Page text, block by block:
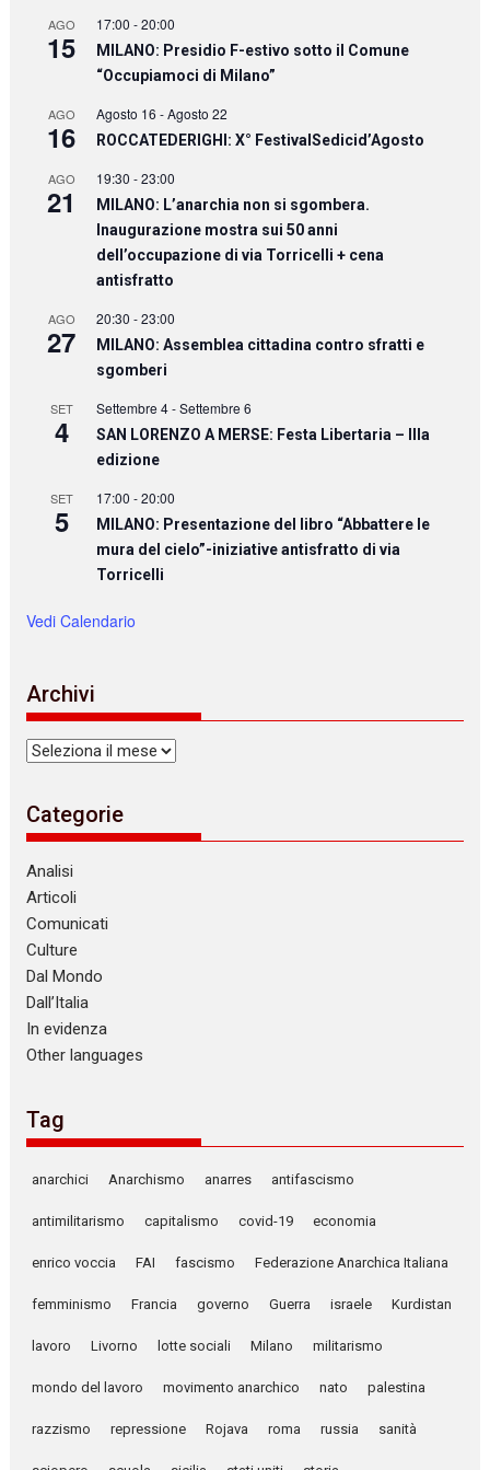
AGO
15
17:00 -20:00
MILANO: Presidio F-estivo sotto il Comune
“Occupiamoci di Milano”
AGO
16
Agosto 16 -Agosto 22
ROCCATEDERIGHI: X° FestivalSedicid’Agosto
AGO
21
19:30 -23:00
MILANO: L’anarchia non si sgombera.
Inaugurazione mostra sui 50 anni
dell’occupazione di via Torricelli + cena
antisfratto
AGO
27
20:30 -23:00
MILANO: Assemblea cittadina contro sfratti e
sgomberi
SET
4
Settembre 4-Settembre 6
SAN LORENZO A MERSE: Festa Libertaria – IIIa
edizione
SET
5
17:00 -20:00
MILANO: Presentazione del libro “Abbattere le
mura del cielo”-iniziative antisfratto di via
Torricelli
Vedi Calendario
Archivi
Archivi
Categorie
Analisi
Articoli
Comunicati
Culture
Dal Mondo
Dall’Italia
In evidenza
Other languages
Tag
anarchici Anarchismo anarres antifascismo
antimilitarismo capitalismo covid-19 economia
enrico voccia FAI fascismo Federazione Anarchica Italiana
femminismo Francia governo Guerra israele Kurdistan
lavoro Livorno lotte sociali Milano militarismo
mondo del lavoro movimento anarchico nato palestina
razzismo repressione Rojava roma russia sanità